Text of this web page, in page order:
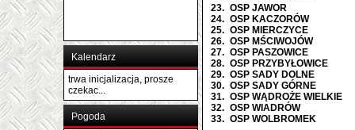
Kalendarz
trwa inicjalizacja, prosze
czekac...
Pogoda
23. OSP JAWOR
24. OSP KACZORÓW
25. OSP MIERCZYCE
26. OSP MŚCIWOJÓW
27. OSP PASZOWICE
28. OSP PRZYBYŁOWICE
29. OSP SADY DOLNE
30. OSP SADY GÓRNE
31. OSP WĄDROŻE WIELKIE
32. OSP WIADRÓW
33. OSP WOLBROMEK